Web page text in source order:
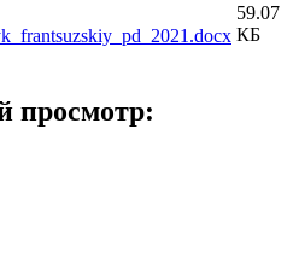
59.07
КБ
просмотр: